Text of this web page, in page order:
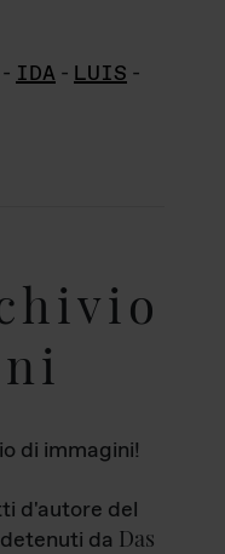
- IDA - LUIS -
di immagini!
d'autore del
da Das